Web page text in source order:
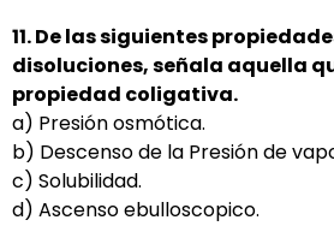
11. De las siguientes
disoluciones, señala aquella
propiedad coligativa.
a) Presión osmótica.
b) Descenso de la Presión de
c) Solubilidad.
d) Ascenso ebulloscopico.